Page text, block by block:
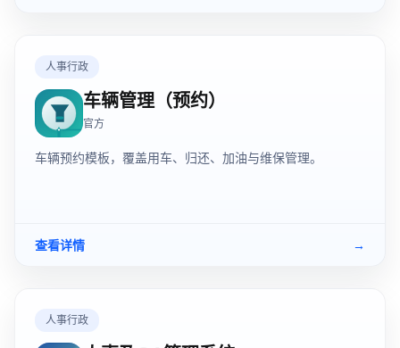
人事行政
车辆管理（预约）
官方
车辆预约模板，覆盖用车、归还、加油与维保管理。
查看详情 →
人事行政